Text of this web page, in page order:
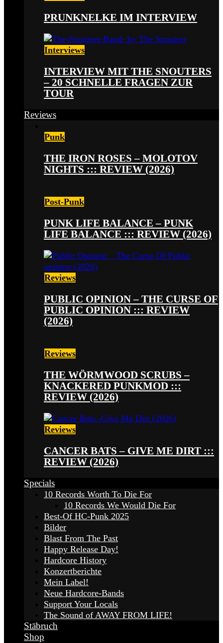
PRUNKNELKE IM INTERVIEW
Interviews
INTERVIEW MIT THE SNOUTERS
– 20 SCHNELLE FRAGEN ZUR
TOUR
Reviews
Punk
THE IRON ROSES – MOLOTOV
NIGHTS ::: REVIEW (2026)
Post-Punk
PUNK LIFE BALANCE – PUNK
LIFE BALANCE ::: REVIEW (2026)
Reviews
PUBLIC OPINION – THE CURSE OF
PUBLIC OPINION ::: REVIEW
(2026)
Reviews
THE WÖRMWOOD SCRUBS –
KNACKERED PUNKMOD :::
REVIEW (2026)
Reviews
CANCER BATS – GIVE ME DIRT :::
REVIEW (2026)
Specials
10 Records Worth To Die For
10 Records We Would Die For
Best-Of HC-Punk 2025
Bilder
Blast From The Past
Happy Release Day!
Hardcore History
Konzertberichte
Mein Label!
Neue Hardcore-Bands
Support Your Locals
The Sound of AWAY FROM LIFE!
Stäbruch
Shop